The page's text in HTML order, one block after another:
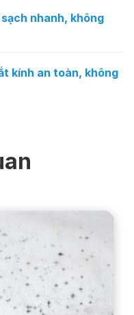
nhanh, không
kính an toàn, không